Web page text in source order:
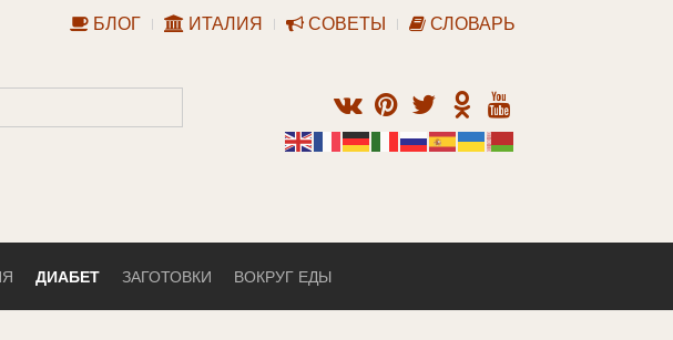
БЛОГ ИТАЛИЯ СОВЕТЫ СЛОВАРЬ
ДИАБЕТ ЗАГОТОВКИ ВОКРУГ ЕДЫ